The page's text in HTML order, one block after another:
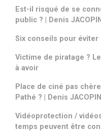
Est-il risqué de se
public ? | Denis JACOPINI
Six conseils pour éviter
Victime de piratage ?
à avoir
Place de ciné pas
Pathé ? | Denis JACOPINI
Vidéoprotection /
temps peuvent être